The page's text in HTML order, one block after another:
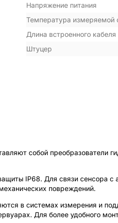
Напряжение питания
Температура измеряемой
Длина встроенного кабеля
Штуцер
собой преобразователи
IP68. Для связи сенсора
повреждений.
в системах измерения и
Для более удобного